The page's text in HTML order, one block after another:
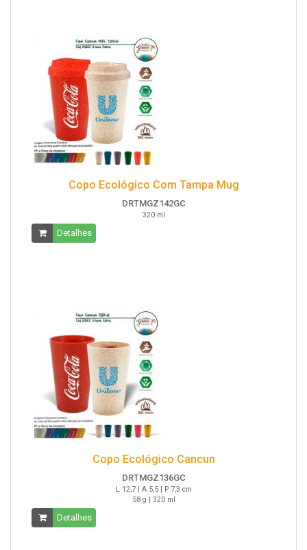
Copo Ecológico Com Tampa Mug
DRTMGZ142GC
320 ml
Detalhes
Copo Ecológico Cancun
DRTMGZ136GC
L 12,7 | A 5,5 | P 7,3 cm
58 g | 320 ml
Detalhes